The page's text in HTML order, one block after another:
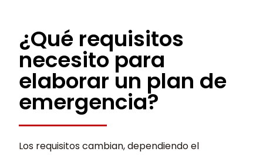
¿Qué requisitos
necesito para
elaborar un plan de
emergencia?
Los requisitos cambian, dependiendo el